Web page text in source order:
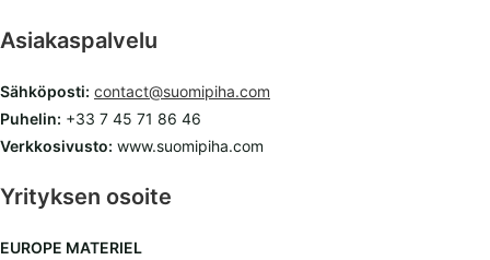
Asiakaspalvelu
Sähköposti: contact@suomipiha.com
Puhelin: +33 7 45 71 86 46
Verkkosivusto: www.suomipiha.com
Yrityksen osoite
EUROPE MATERIEL